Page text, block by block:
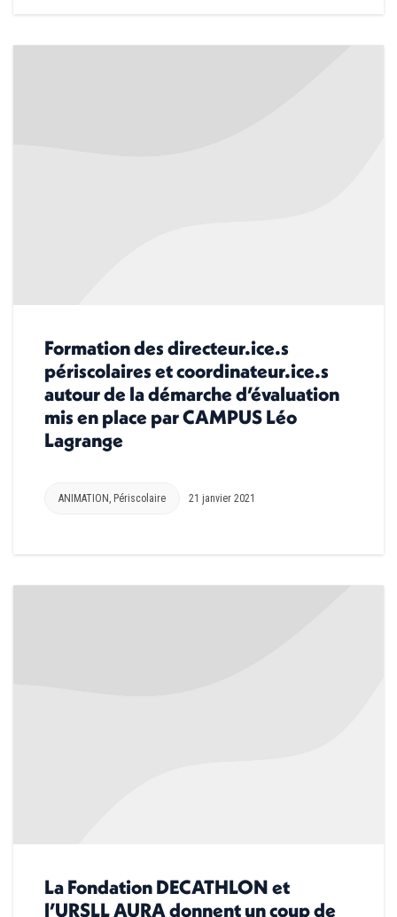
Formation des directeur.ice.s
périscolaires et coordinateur.ice.s
autour de la démarche d’évaluation
mis en place par CAMPUS Léo
Lagrange
ANIMATION Périscolaire 21 janvier 2021
La Fondation DECATHLON et
l’URSLL AURA donnent un coup de